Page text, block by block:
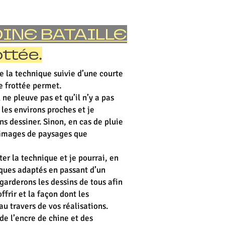
BATAILLE
la technique suivie d’une courte
frottée permet.
pleuve pas et qu’il n’y a pas
environs proches et je
dessiner. Sinon, en cas de pluie
de paysages que
la technique et je pourrai, en
adaptés en passant d’un
les dessins de tous afin
et la façon dont les
travers de vos réalisations.
l’encre de chine et des